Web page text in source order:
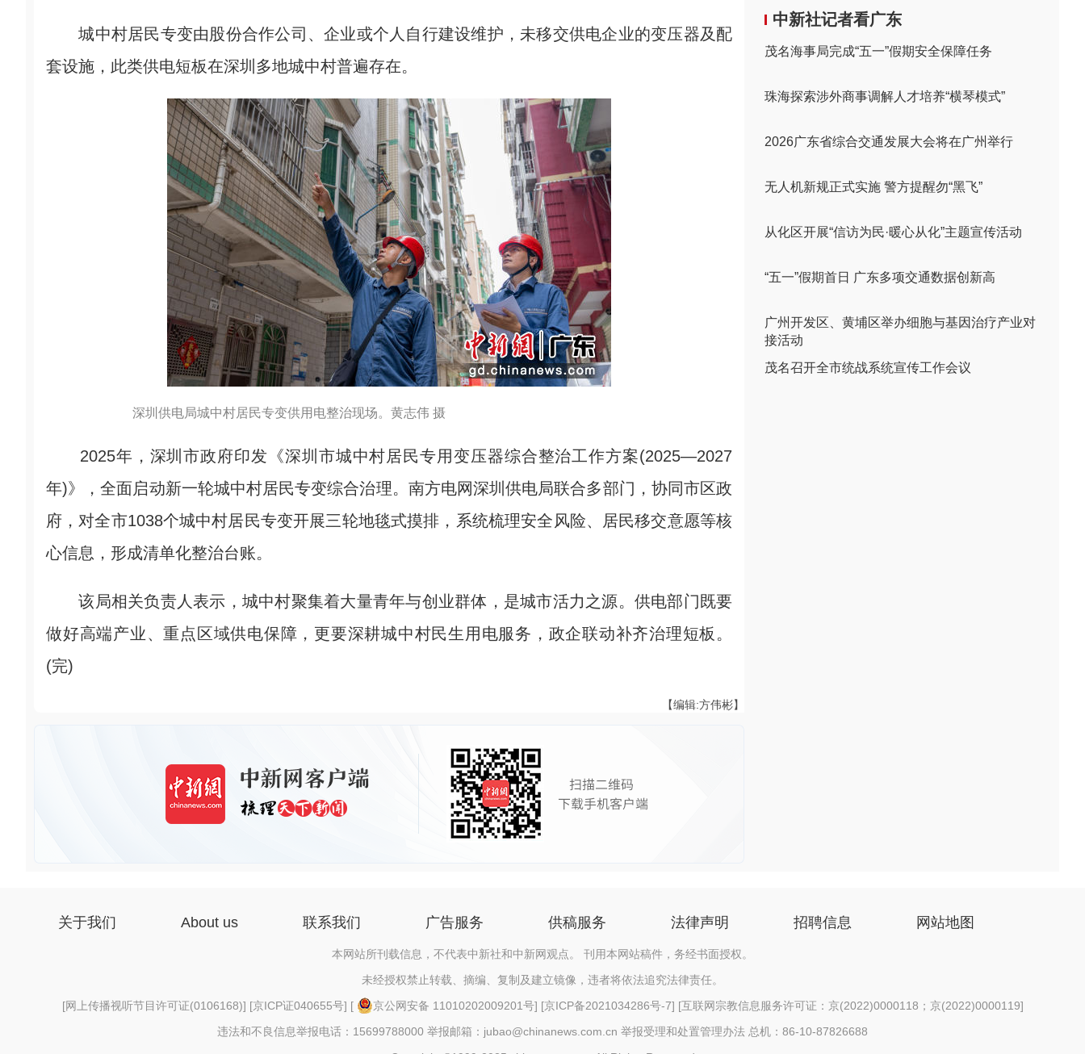
城中村居民专变由股份合作公司、企业或个人自行建设维护，未移交供电企业的变压器及配
套设施，此类供电短板在深圳多地城中村普遍存在。
深圳供电局城中村居民专变供用电整治现场。黄志伟 摄
2025年，深圳市政府印发《深圳市城中村居民专用变压器综合整治工作方案(2025—2027
年)》，全面启动新一轮城中村居民专变综合治理。南方电网深圳供电局联合多部门，协同市区政
府，对全市1038个城中村居民专变开展三轮地毯式摸排，系统梳理安全风险、居民移交意愿等核
心信息，形成清单化整治台账。
该局相关负责人表示，城中村聚集着大量青年与创业群体，是城市活力之源。供电部门既要
做好高端产业、重点区域供电保障，更要深耕城中村民生用电服务，政企联动补齐治理短板。
(完)
【编辑:方伟彬】
中新社记者看广东
茂名海事局完成“五一”假期安全保障任务
珠海探索涉外商事调解人才培养“横琴模式”
2026广东省综合交通发展大会将在广州举行
无人机新规正式实施 警方提醒勿“黑飞”
从化区开展“信访为民·暖心从化”主题宣传活动
“五一”假期首日 广东多项交通数据创新高
广州开发区、黄埔区举办细胞与基因治疗产业对
接活动
茂名召开全市统战系统宣传工作会议
关于我们 About us 联系我们 广告服务 供稿服务 法律声明 招聘信息 网站地图
本网站所刊载信息，不代表中新社和中新网观点。 刊用本网站稿件，务经书面授权。
未经授权禁止转载、摘编、复制及建立镜像，违者将依法追究法律责任。
[网上传播视听节目许可证(0106168)] [京ICP证040655号] [ 京公网安备 11010202009201号] [京ICP备2021034286号-7] [互联网宗教信息服务许可证：京(2022)0000118；京(2022)0000119]
违法和不良信息举报电话：15699788000 举报邮箱：jubao@chinanews.com.cn 举报受理和处置管理办法 总机：86-10-87826688